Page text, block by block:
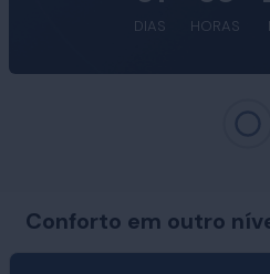
DIAS HORAS
Conforto em outro